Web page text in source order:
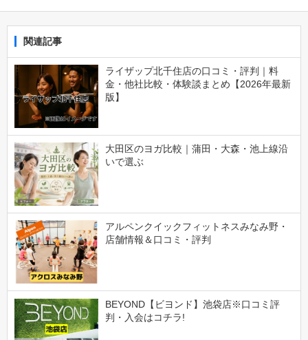
関連記事
ライザップ北千住店の口コミ・評判｜料
金・他社比較・体験談まとめ【2026年最新
版】
大田区のヨガ比較｜蒲田・大森・池上線沿
いで選ぶ
アルペンクイックフィットネスみなみ野・
店舗情報＆口コミ・評判
BEYOND【ビヨンド】池袋店※口コミ評
判・入会はコチラ!